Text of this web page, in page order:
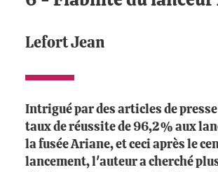
Lefort Jean
Intrigué par des articles de
taux de réussite de 96,2% aux
la fusée Ariane, et ceci après le
lancement, l'auteur a cherché